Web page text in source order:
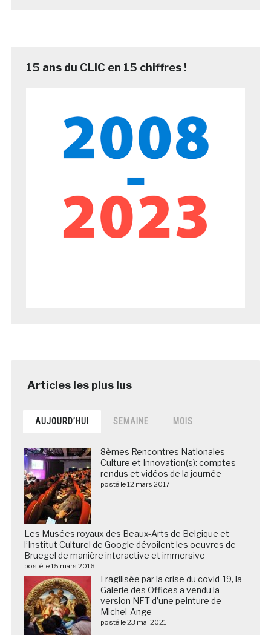
15 ans du CLIC en 15 chiffres !
AUJOURD’HUI SEMAINE MOIS
8èmes Rencontres Nationales
Culture et Innovation(s): comptes-
rendus et vidéos de la journée
posté le 12 mars 2017
Les Musées royaux des Beaux-Arts de Belgique et
l’Institut Culturel de Google dévoilent les oeuvres de
Bruegel de manière interactive et immersive
posté le 15 mars 2016
Fragilisée par la crise du covid-19, la
Galerie des Offices a vendu la
version NFT d’une peinture de
Michel-Ange
posté le 23 mai 2021